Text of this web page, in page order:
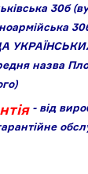
30б
назва
- від